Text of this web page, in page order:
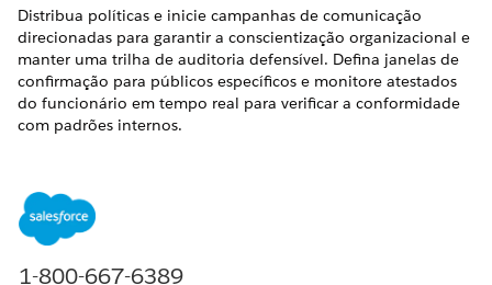
Distribua políticas e inicie campanhas de comunicação
direcionadas para garantir a conscientização organizacional e
manter uma trilha de auditoria defensível. Defina janelas de
confirmação para públicos específicos e monitore atestados
do funcionário em tempo real para verificar a conformidade
com padrões internos.
Disponível em: Lightning Experience
Disponível em: Edições
Unlimitedcom o Serviço de TI Agentforce.
1-800-667-6389